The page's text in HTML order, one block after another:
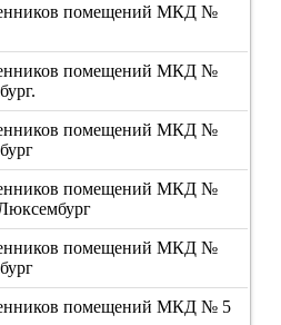
помещений МКД №
помещений МКД №
помещений МКД №
помещений МКД №
помещений МКД №
помещений МКД № 5